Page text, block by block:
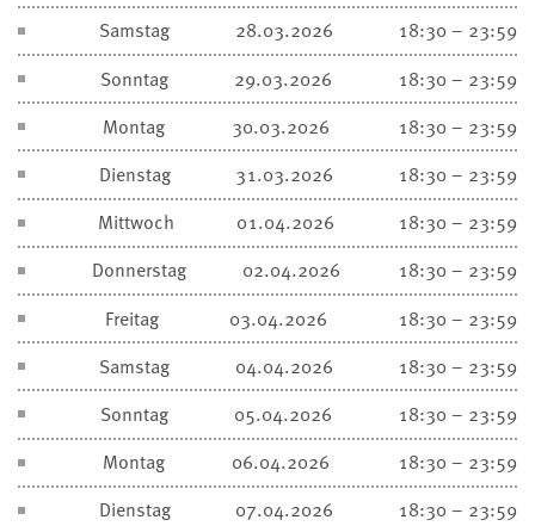
Samstag
28.03.2026
18:30 – 23:59
Sonntag
29.03.2026
18:30 – 23:59
Montag
30.03.2026
18:30 – 23:59
Dienstag
31.03.2026
18:30 – 23:59
Mittwoch
01.04.2026
18:30 – 23:59
Donnerstag
02.04.2026
18:30 – 23:59
Freitag
03.04.2026
18:30 – 23:59
Samstag
04.04.2026
18:30 – 23:59
Sonntag
05.04.2026
18:30 – 23:59
Montag
06.04.2026
18:30 – 23:59
Dienstag
07.04.2026
18:30 – 23:59